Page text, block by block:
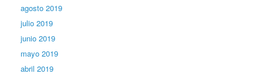
agosto 2019
julio 2019
junio 2019
mayo 2019
abril 2019